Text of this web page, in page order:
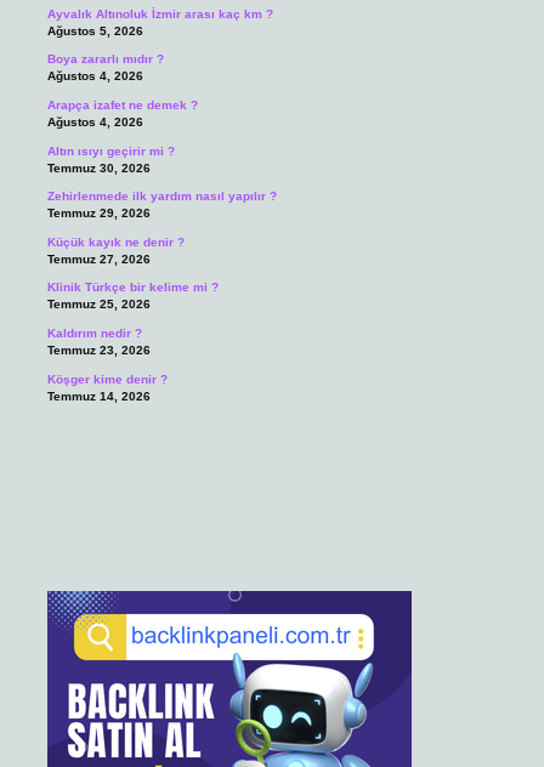
Ayvalık Altınoluk İzmir arası kaç km ?
Ağustos 5, 2026
Boya zararlı mıdır ?
Ağustos 4, 2026
Arapça izafet ne demek ?
Ağustos 4, 2026
Altın ısıyı geçirir mi ?
Temmuz 30, 2026
Zehirlenmede ilk yardım nasıl yapılır ?
Temmuz 29, 2026
Küçük kayık ne denir ?
Temmuz 27, 2026
Klinik Türkçe bir kelime mi ?
Temmuz 25, 2026
Kaldırım nedir ?
Temmuz 23, 2026
Köşger kime denir ?
Temmuz 14, 2026